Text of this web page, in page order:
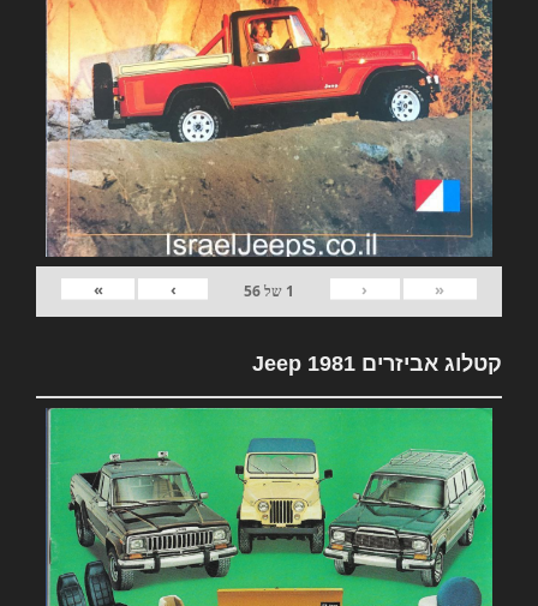
«
‹
1 של56
›
»
קטלוג אביזרים 1981 Jeep